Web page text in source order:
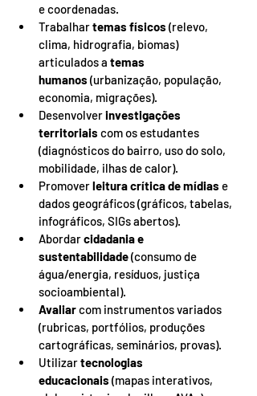
e coordenadas.
Trabalhar temas físicos (relevo,
clima, hidrografia, biomas)
articulados a temas
humanos (urbanização, população,
economia, migrações).
Desenvolver investigações
territoriais com os estudantes
(diagnósticos do bairro, uso do solo,
mobilidade, ilhas de calor).
Promover leitura crítica de mídias e
dados geográficos (gráficos, tabelas,
infográficos, SIGs abertos).
Abordar cidadania e
sustentabilidade (consumo de
água/energia, resíduos, justiça
socioambiental).
Avaliar com instrumentos variados
(rubricas, portfólios, produções
cartográficas, seminários, provas).
Utilizar tecnologias
educacionais (mapas interativos,